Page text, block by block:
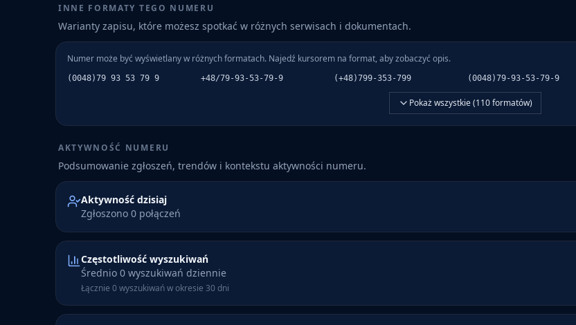
INNE FORMATY TEGO NUMERU
Warianty zapisu, które możesz spotkać w różnych serwisach i dokumentach.
Numer może być wyświetlany w różnych formatach. Najedź kursorem na format, aby zobaczyć opis.
(0048)79 93 53 79 9 +48/79-93-53-79-9 (+48)799-353-799 (0048)79-93-53-79-9
Pokaż wszystkie (110formatów)
AKTYWNOŚĆ NUMERU
Podsumowanie zgłoszeń, trendów i kontekstu aktywności numeru.
Aktywność dzisiaj
Zgłoszono 0 połączeń
Częstotliwość wyszukiwań
Średnio 0 wyszukiwań dziennie
Łącznie 0 wyszukiwań w okresie 30 dni